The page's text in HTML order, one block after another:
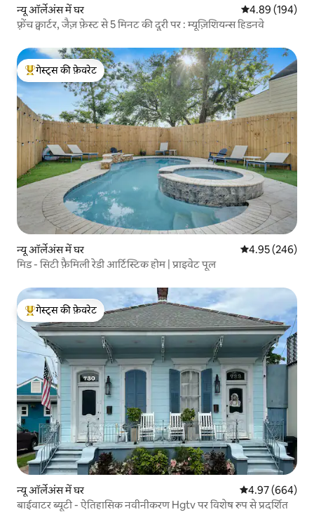
न्यू ऑर्लेअंस में घर औसत रेटिंग 5 में से
4.89 (194)
फ़्रेंच क्वार्टर, जैज़ फ़ेस्ट से 5 मिनट की दूरी पर : म्यूज़िशियन्स हिडनवे
गेस्ट्स का टॉप फ़ेवरेट
गेस्ट्स की फ़ेवरेट
न्यू ऑर्लेअंस में घर औसत रेटिंग 5 में से
4.95 (246)
मिड - सिटी फ़ैमिली रेडी आर्टिस्टिक होम | प्राइवेट पूल
गेस्ट्स का टॉप फ़ेवरेट
गेस्ट्स की फ़ेवरेट
न्यू ऑर्लेअंस में घर औसत रेटिंग 5 में से
4.97 (664)
बाईवाटर ब्यूटी - ऐतिहासिक नवीनीकरण Hgtv पर विशेष रुप से प्रदर्शित